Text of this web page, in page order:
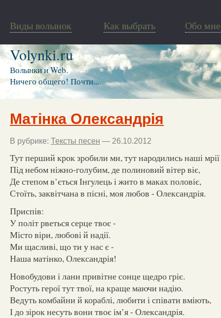
Виды волынок Как выбрать Обо мне
Volynki.ru
Волынки и Web.
Ничего общего! Почти...
Матінка Олександрія
В рубрике: Тексты песен — 26.10.2012
Тут перший крок зробили ми, тут народились наші мрії
Під небом ніжно-голубим, де полиновий вітер віє,
Де степом в’ється Інгулець і жито в маках половіє,
Стоїть, заквітчана в пісні, моя любов - Олександрія.
Приспів:
У політ рветься серце твоє -
Місто віри, любові й надії.
Ми щасливі, що ти у нас є -
Наша матінко, Олександрія!
Новобудови і лани привітне сонце щедро гріє.
Ростуть герої тут твої, на краще маючи надію.
Ведуть комбайни й кораблі, любити і співати вміють,
І до зірок несуть вони твоє ім’я - Олександрія.